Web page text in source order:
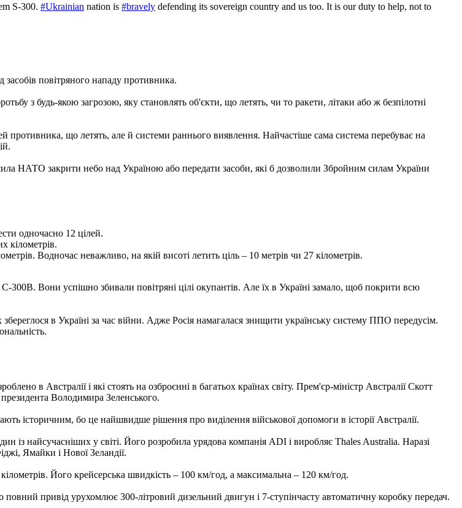
S-300. #Ukrainian nation is #bravely defending its sovereign country and us too. It is our duty to help, not to
засобів повітряного нападу противника.
з будь-якою загрозою, яку становлять об'єкти, що летять, чи то ракети, літаки або ж безпілотні
що летять, але й системи раннього виявлення. Найчастіше сама система перебуває на
НАТО закрити небо над Україною або передати засоби, які б дозволили Збройним силам України
одночасно 12 цілей.
кілометрів.
Водночас неважливо, на якій висоті летить ціль – 10 метрів чи 27 кілометрів.
Вони успішно збивали повітряні цілі окупантів. Але їх в Україні замало, щоб покрити всю
в Україні за час війни. Адже Росія намагалася знищити українську систему ППО передусім.
в Австралії і які стоять на озброєнні в багатьох країнах світу. Прем'єр-міністр Австралії Скотт
Володимира Зеленського.
історичним, бо це найшвидше рішення про виділення військової допомоги в історії Австралії.
найсучасніших у світі. Його розробила урядова компанія ADI і виробляє Thales Australia. Наразі
Ямайки і Нової Зеландії.
Його крейсерська швидкість – 100 км/год, а максимальна – 120 км/год.
привід урухомлює 300-літровий дизельний двигун і 7-ступінчасту автоматичну коробку передач.